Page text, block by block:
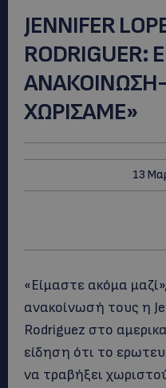
JENNIFER
ΧΩΡΙΣΑΜΕ»
13
«Είμαστε ακόμα
ανακοίνωσή τους η
Rodriguez στο
είδηση ότι το
να τραβήξει